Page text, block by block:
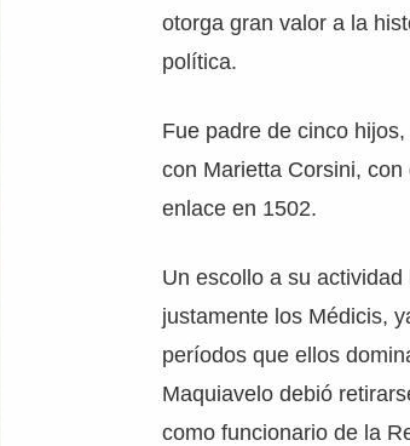
otorga gran valor a la
política.
Fue padre de cinco
con Marietta Corsini, con
enlace en 1502.
Un escollo a su
justamente los Médicis,
períodos que ellos
Maquiavelo debió
como funcionario de la